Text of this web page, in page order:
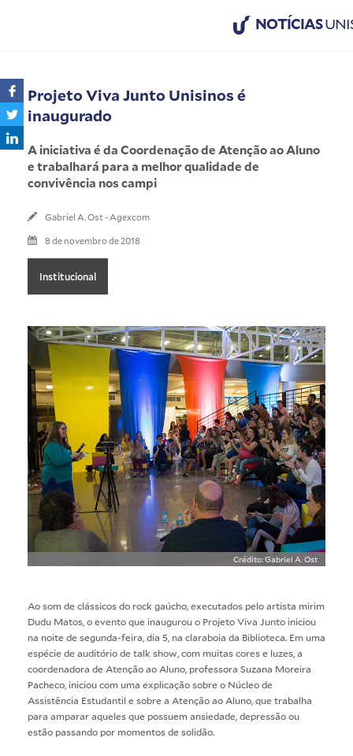
NOTÍCIAS
Projeto Viva Junto Unisinos é
inaugurado
A iniciativa é da Coordenação de Atenção ao Aluno
e trabalhará para a melhor qualidade de
convivência nos campi
Gabriel A. Ost - Agexcom
8 de novembro de 2018
Institucional
Crédito: Gabriel A. Ost
Ao som de clássicos do rock gaúcho, executados pelo artista mirim
Dudu Matos, o evento que inaugurou o Projeto Viva Junto iniciou
na noite de segunda-feira, dia 5, na claraboia da Biblioteca. Em uma
espécie de auditório de talk show, com muitas cores e luzes, a
coordenadora de Atenção ao Aluno, professora Suzana Moreira
Pacheco, iniciou com uma explicação sobre o Núcleo de
Assistência Estudantil e sobre a Atenção ao Aluno, que trabalha
para amparar aqueles que possuem ansiedade, depressão ou
estão passando por momentos de solidão.